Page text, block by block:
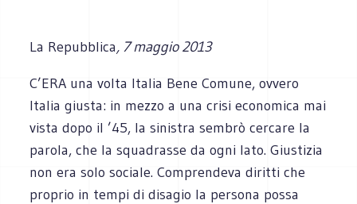
La Repubblica, 7 maggio 2013
C’ERA una volta Italia Bene Comune, ovvero
Italia giusta: in mezzo a una crisi economica mai
vista dopo il ’45, la sinistra sembrò cercare la
parola, che la squadrasse da ogni lato. Giustizia
non era solo sociale. Comprendeva diritti che
proprio in tempi di disagio la persona possa